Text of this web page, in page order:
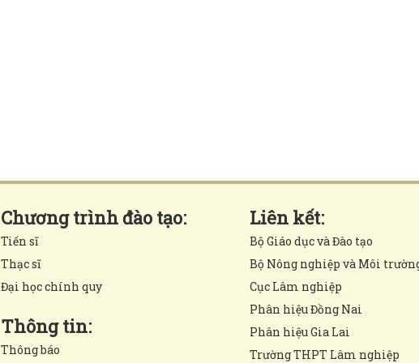
Chương trình đào tạo:
Tiến sĩ
Thạc sĩ
Đại học chính quy
Thông tin:
Thông báo
Liên kết:
Bộ Giáo dục và Đào tạo
Bộ Nông nghiệp và Môi
Cục Lâm nghiệp
Phân hiệu Đồng Nai
Phân hiệu Gia Lai
Trường THPT Lâm nghiệp